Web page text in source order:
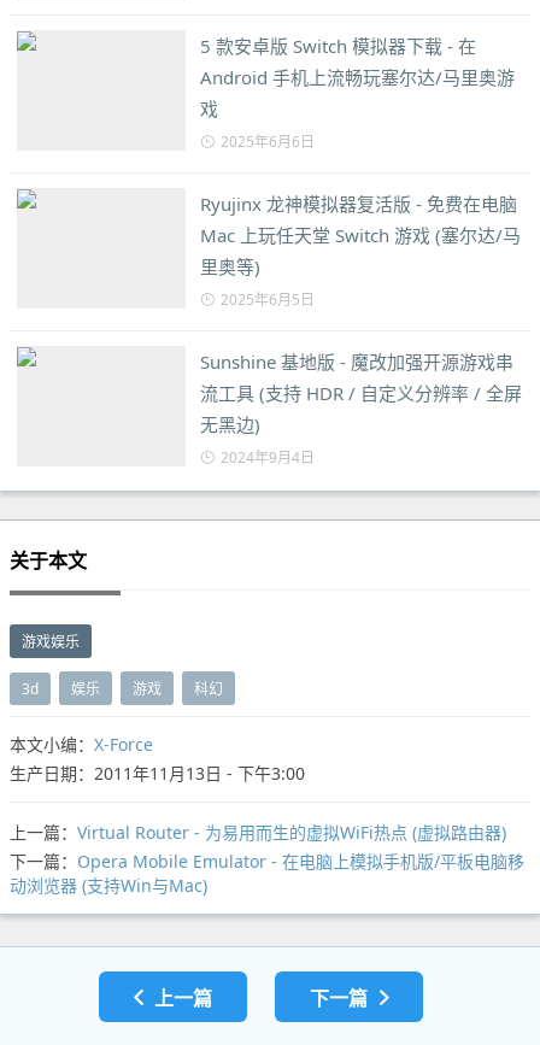
5 款安卓版 Switch 模拟器下载 - 在
Android 手机上流畅玩塞尔达/马里奥游
戏
2025年6月6日
Ryujinx 龙神模拟器复活版 - 免费在电脑
Mac 上玩任天堂 Switch 游戏 (塞尔达/马
里奥等)
2025年6月5日
Sunshine 基地版 - 魔改加强开源游戏串
流工具 (支持 HDR / 自定义分辨率 / 全屏
无黑边)
2024年9月4日
关于本文
游戏娱乐
3d 娱乐 游戏 科幻
本文小编： X-Force
生产日期：2011年11月13日 - 下午3:00
上一篇： Virtual Router - 为易用而生的虚拟WiFi热点 (虚拟路由器)
下一篇： Opera Mobile Emulator - 在电脑上模拟手机版/平板电脑移
动浏览器 (支持Win与Mac)
上一篇 下一篇